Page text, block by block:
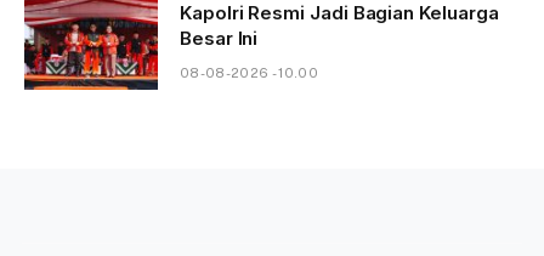
Kapolri Resmi Jadi Bagian Keluarga
Besar Ini
08-08-2026 - 10.00